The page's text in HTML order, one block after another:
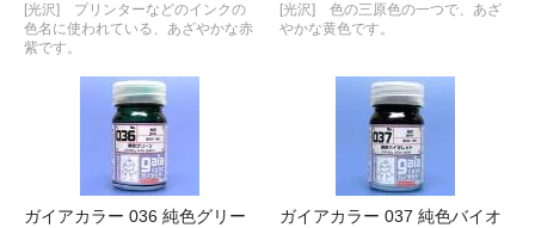
[光沢] プリンターなどのインクの
色名に使われている、あざやかな赤
紫です。
[光沢] 色の三原色の一つで、あざ
やかな黄色です。
ガイアカラー 036 純色グリー
ガイアカラー 037 純色バイオ